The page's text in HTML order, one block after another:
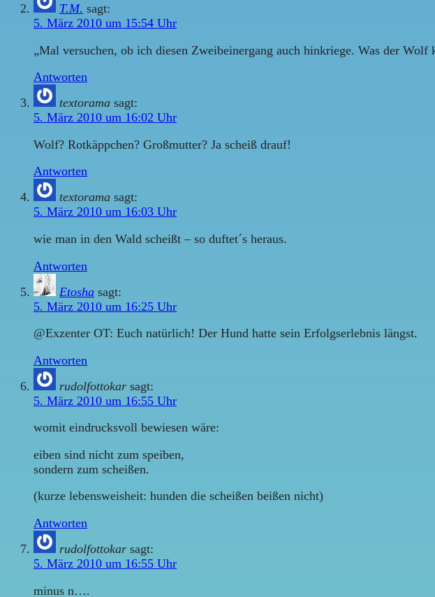
T.M. sagt:
5. März 2010 um 15:54 Uhr
„Mal versuchen, ob ich diesen Zweibeinergang auch hinkriege. Was der
Antworten
textorama sagt:
5. März 2010 um 16:02 Uhr
Wolf? Rotkäppchen? Großmutter? Ja scheiß drauf!
Antworten
textorama sagt:
5. März 2010 um 16:03 Uhr
wie man in den Wald scheißt – so duftet´s heraus.
Antworten
Etosha sagt:
5. März 2010 um 16:25 Uhr
@Exzenter OT: Euch natürlich! Der Hund hatte sein Erfolgserlebnis längst.
Antworten
rudolfottokar sagt:
5. März 2010 um 16:55 Uhr
womit eindrucksvoll bewiesen wäre:
eiben sind nicht zum speiben,
sondern zum scheißen.
(kurze lebensweisheit: hunden die scheißen beißen nicht)
Antworten
rudolfottokar sagt:
5. März 2010 um 16:55 Uhr
minus n….